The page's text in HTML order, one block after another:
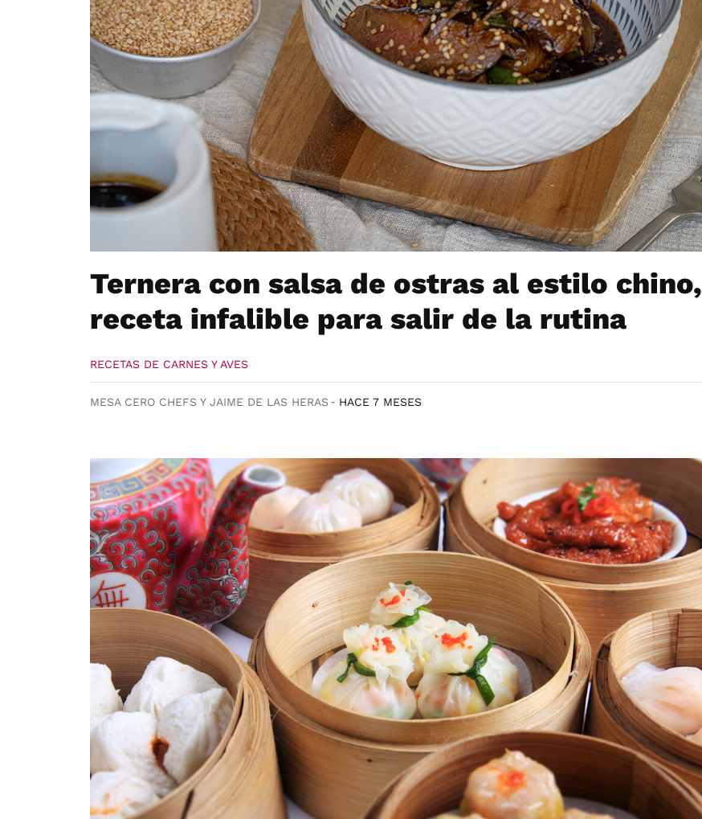
Ternera con salsa de ostras al estilo chino,
receta infalible para salir de la rutina
RECETAS DE CARNES Y AVES
MESA CERO CHEFS Y JAIME DE LAS HERAS HACE 7 MESES